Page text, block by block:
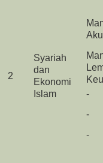
2
Syariah
dan
Ekonomi
Islam
-
-
-